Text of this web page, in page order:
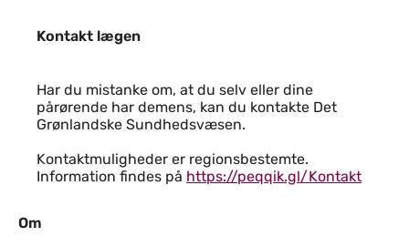
Kontakt lægen
Indhold
Har du mistanke om, at du selv eller dine
pårørende har demens, kan du kontakte Det
Grønlandske Sundhedsvæsen.
Kontaktmuligheder er regionsbestemte.
Information findes på https://peqqik.gl/Kontakt
Om